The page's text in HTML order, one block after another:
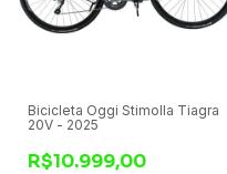
Bicicleta Oggi Stimolla Tiagra
20V - 2025
R$10.999,00